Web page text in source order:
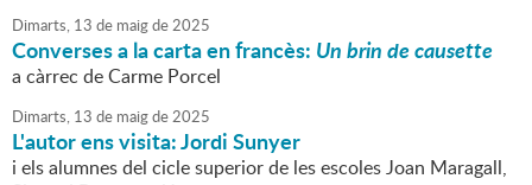
Dimarts, 13 de maigde2025
Converses a la carta en francès: Un brin de causette
a càrrec de Carme Porcel
Dimarts, 13 de maigde2025
L'autor ens visita: Jordi Sunyer
i els alumnes del cicle superior de les escoles Joan Maragall,